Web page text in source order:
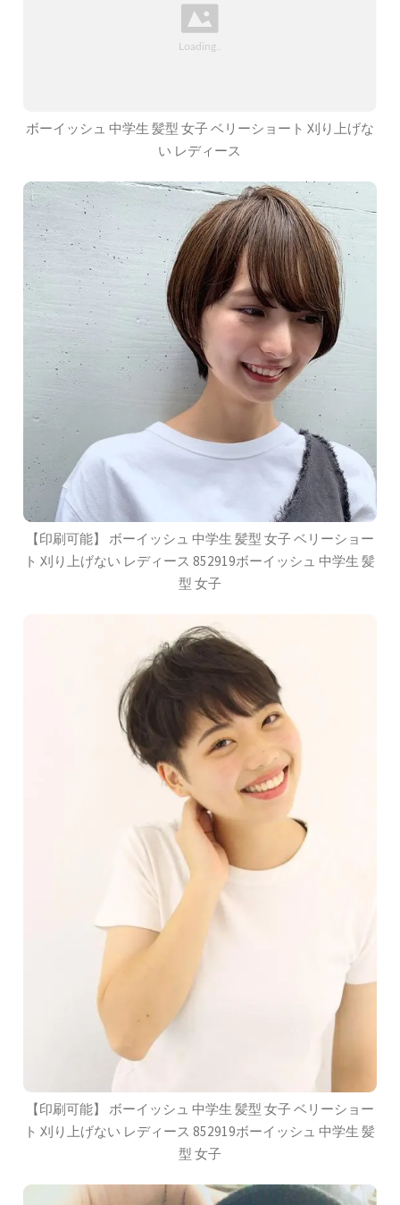
ボーイッシュ 中学生 髪型 女子 ベリーショート 刈り上げな
い レディース
【印刷可能】 ボーイッシュ 中学生 髪型 女子 ベリーショー
ト 刈り上げない レディース 852919ボーイッシュ 中学生 髪
型 女子
【印刷可能】 ボーイッシュ 中学生 髪型 女子 ベリーショー
ト 刈り上げない レディース 852919ボーイッシュ 中学生 髪
型 女子